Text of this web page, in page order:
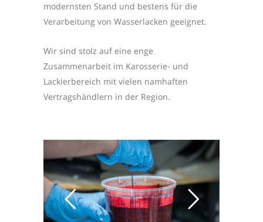
modernsten Stand und bestens für die
Verarbeitung von Wasserlacken geeignet.
Wir sind stolz auf eine enge
Zusammenarbeit im Karosserie- und
Lackierbereich mit vielen namhaften
Vertragshändlern in der Region.